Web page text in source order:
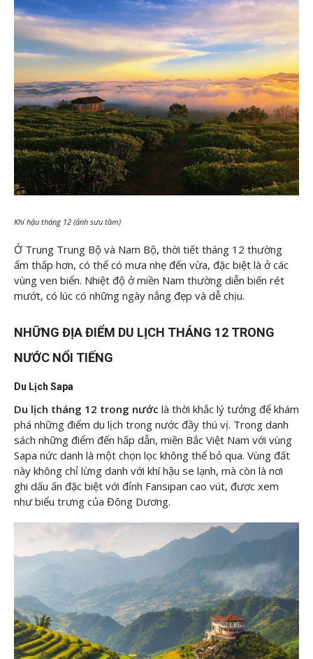
Khí hậu tháng 12 (ảnh sưu tầm)
Ở Trung Trung Bộ và Nam Bộ, thời tiết tháng 12 thường
ẩm thấp hơn, có thể có mưa nhẹ đến vừa, đặc biệt là ở các
vùng ven biển. Nhiệt độ ở miền Nam thường diễn biến rét
mướt, có lúc có những ngày nắng đẹp và dễ chịu.
NHỮNG ĐỊA ĐIỂM DU LỊCH THÁNG 12 TRONG
NƯỚC NỔI TIẾNG
Du Lịch Sapa
Du lịch tháng 12 trong nước là thời khắc lý tưởng để khám
phá những điểm du lịch trong nước đầy thú vị. Trong danh
sách những điểm đến hấp dẫn, miền Bắc Việt Nam với vùng
Sapa nức danh là một chọn lọc không thể bỏ qua. Vùng đất
này không chỉ lừng danh với khí hậu se lạnh, mà còn là nơi
ghi dấu ấn đặc biệt với đỉnh Fansipan cao vút, được xem
như biểu trưng của Đông Dương.